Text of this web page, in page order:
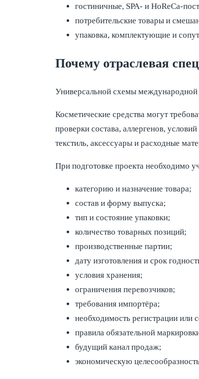
гостиничные, SPA- и HoReCa-
потребительские товары и
упаковка, комплектующие и
Почему отраслевая
Универсальной схемы международной
Косметические средства могут
проверки состава, аллергенов,
текстиль, аксессуары и расходные
При подготовке проекта необходимо
категорию и назначение товара;
состав и форму выпуска;
тип и состояние упаковки;
количество товарных позиций;
производственные партии;
дату изготовления и срок
условия хранения;
ограничения перевозчиков;
требования импортёра;
необходимость регистрации или
правила обязательной
будущий канал продаж;
экономическую